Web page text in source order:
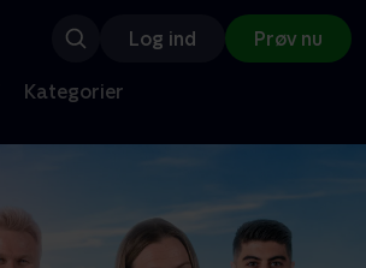
Log ind Prøv nu
Kategorier